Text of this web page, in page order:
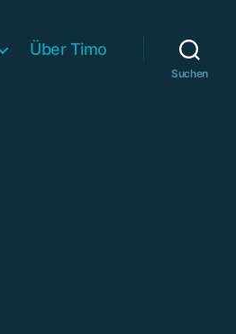
Über Timo
Suchen